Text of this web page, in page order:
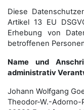
Diese
Artikel 13 EU
Erhebung von
betroffenen
Name und
administrativ
Johann Wolfgang
Theodor-W.-Adorno-